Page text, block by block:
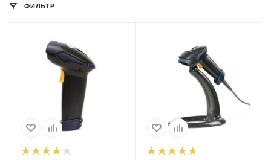
ФИЛЬТР